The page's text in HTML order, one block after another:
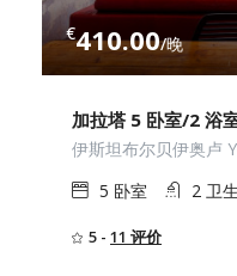
€410.00/晚
加拉塔 5 卧室/2 浴
伊斯坦布尔贝伊奥卢
5 卧室 2 卫
5 - 11 评价